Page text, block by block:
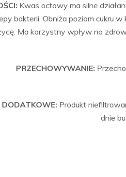
Kwas octowy ma silne
bakterii. Obniża poziom cukru
Ma korzystny wpływ na
PRZECHOWYWANIE:
DODATKOWE: Produkt
dnie